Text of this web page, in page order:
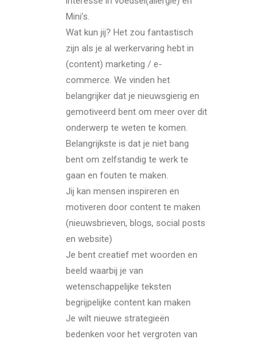
Mini’s.
Wat kun jij? Het zou fantastisch
zijn als je al werkervaring hebt in
(content) marketing / e-
commerce. We vinden het
belangrijker dat je nieuwsgierig en
gemotiveerd bent om meer over dit
onderwerp te weten te komen.
Belangrijkste is dat je niet bang
bent om zelfstandig te werk te
gaan en fouten te maken.
Jij kan mensen inspireren en
motiveren door content te maken
(nieuwsbrieven, blogs, social posts
en website)
Je bent creatief met woorden en
beeld waarbij je van
wetenschappelijke teksten
begrijpelijke content kan maken
Je wilt nieuwe strategieën
bedenken voor het vergroten van